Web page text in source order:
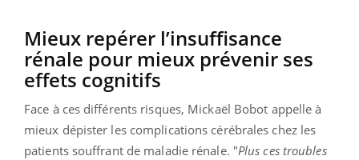
Mieux repérer l’insuffisance
rénale pour mieux prévenir ses
effets cognitifs
Face à ces différents risques, Mickaël Bobot appelle à
mieux dépister les complications cérébrales chez les
patients souffrant de maladie rénale. "Plus ces troubles